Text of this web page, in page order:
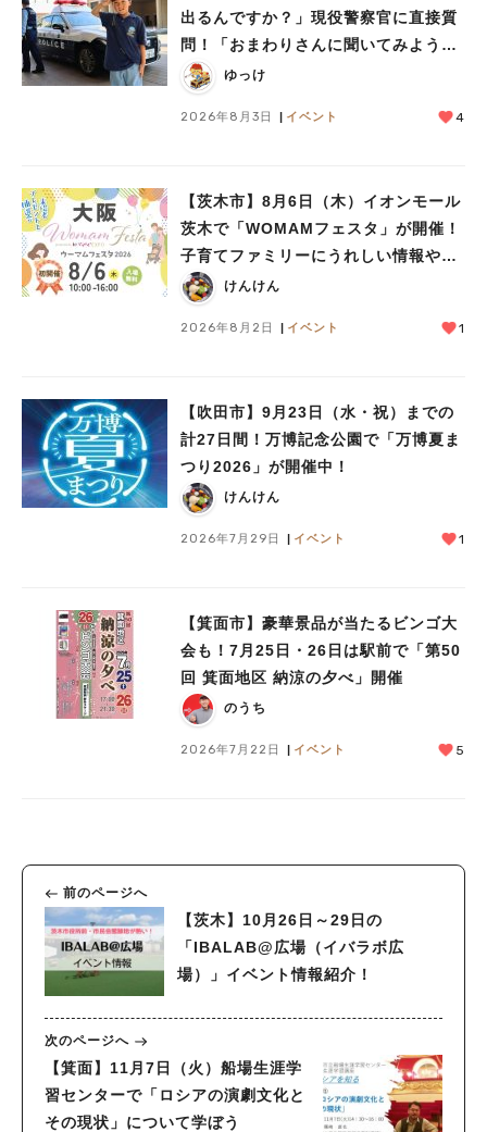
出るんですか？」現役警察官に直接質
問！「おまわりさんに聞いてみよう」
に参加しました
ゆっけ
2026年8月3日 イベント 4
【茨木市】8月6日（木）イオンモール
茨木で「WOMAMフェスタ」が開催！
子育てファミリーにうれしい情報やプ
レゼントがいっぱい♪
けんけん
2026年8月2日 イベント 1
【吹田市】9月23日（水・祝）までの
計27日間！万博記念公園で「万博夏ま
つり2026」が開催中！
けんけん
2026年7月29日 イベント 1
【箕面市】豪華景品が当たるビンゴ大
会も！7月25日・26日は駅前で「第50
回 箕面地区 納涼の夕べ」開催
のうち
2026年7月22日 イベント 5
前のページへ
【茨木】10月26日～29日の
「IBALAB@広場（イバラボ広
場）」イベント情報紹介！
次のページへ
【箕面】11月7日（火）船場生涯学
習センターで「ロシアの演劇文化と
その現状」について学ぼう